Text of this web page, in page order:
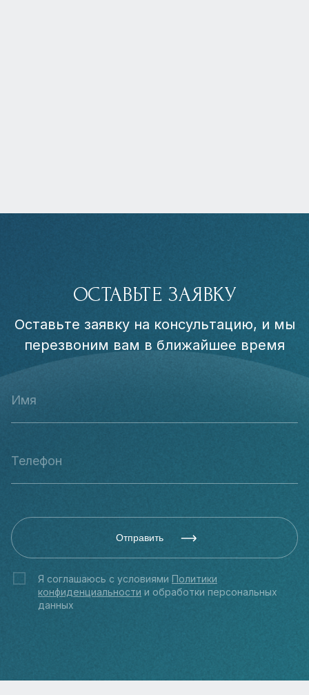
ОСТАВЬТЕ ЗАЯВКУ
Оставьте заявку на консультацию, и мы
перезвоним вам в ближайшее время
Отправить
Я соглашаюсь с условиями Политики
конфиденциальности и обработки персональных
данных